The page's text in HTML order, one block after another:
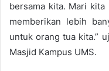
bersama kita. Mari
memberikan lebih
untuk orang tua kita.”
Masjid Kampus UMS.